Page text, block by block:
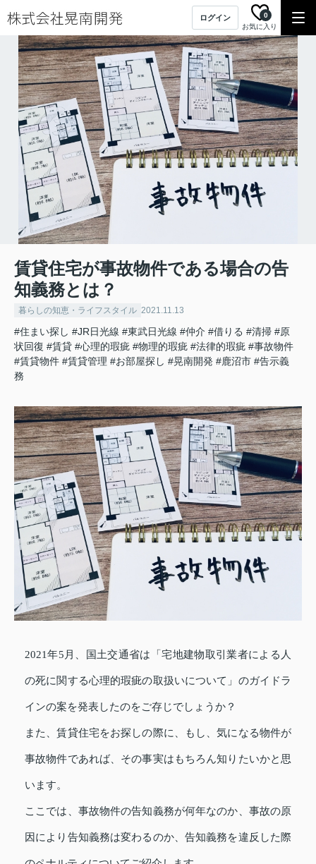
ログイン
お気に入り
0
賃貸住宅が事故物件である場合の告
知義務とは？
暮らしの知恵・ライフスタイル 2021.11.13
#住まい探し #JR日光線 #東武日光線 #仲介 #借りる #清掃 #原
状回復 #賃貸 #心理的瑕疵 #物理的瑕疵 #法律的瑕疵 #事故物件
#賃貸物件 #賃貸管理 #お部屋探し #晃南開発 #鹿沼市 #告示義
務
2021年5月、国土交通省は「宅地建物取引業者による人
の死に関する心理的瑕疵の取扱いについて」のガイドラ
インの案を発表したのをご存じでしょうか？
また、賃貸住宅をお探しの際に、もし、気になる物件が
事故物件であれば、その事実はもちろん知りたいかと思
います。
ここでは、事故物件の告知義務が何年なのか、事故の原
因により告知義務は変わるのか、告知義務を違反した際